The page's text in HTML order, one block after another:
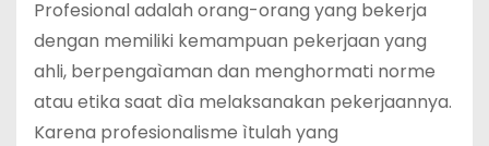
Profesional adalah orang-orang yang bekerja
dengan memiliki kemampuan pekerjaan yang
ahli, berpengaìaman dan menghormati norme
atau etika saat dìa melaksanakan pekerjaannya.
Karena profesionalisme ìtulah yang